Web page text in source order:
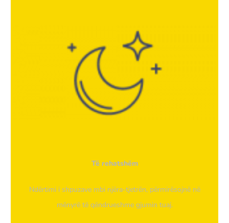
Të rehatshëm
Ndërtimi i shpuzave mbi njëra-tjetrën, përmirësojnë në
mënyrë të qëndrueshme gjumin tuaj.